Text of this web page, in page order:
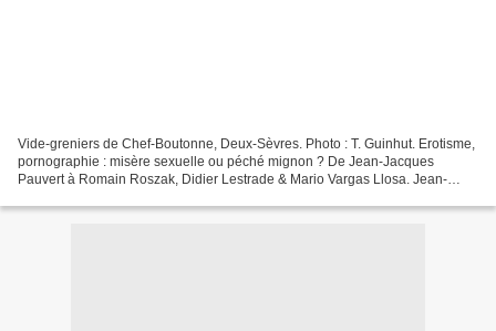
Vide-greniers de Chef-Boutonne, Deux-Sèvres. Photo : T. Guinhut. Erotisme,
pornographie : misère sexuelle ou péché mignon ? De Jean-Jacques
Pauvert à Romain Roszak, Didier Lestrade & Mario Vargas Llosa. Jean-